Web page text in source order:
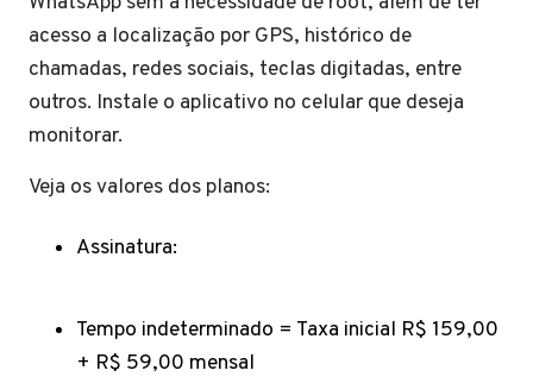
acesso a localização por GPS, histórico de
chamadas, redes sociais, teclas digitadas, entre
outros. Instale o aplicativo no celular que deseja
monitorar.
Veja os valores dos planos:
Assinatura:
Tempo indeterminado = Taxa inicial R$ 159,00
+ R$ 59,00 mensal